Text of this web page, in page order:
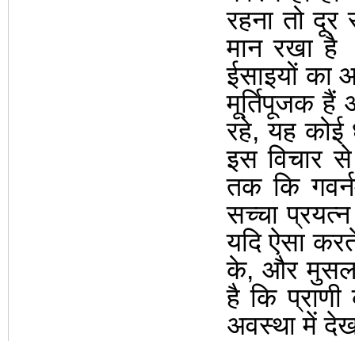
रहना तो दूर
मान रखा है
ईसाइयों का
मूर्तिपूजक हैं
रहे,यह कोई
इस विचार
तक कि
सच्चा
यदि ऐसा
के,और
है कि
अवस्था में